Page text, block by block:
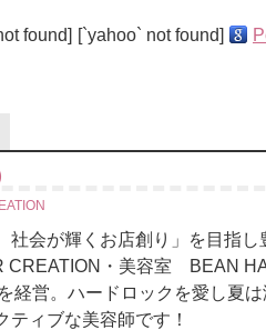
found] [`yahoo` not found]
、社会が輝くお店創り」
・美容室 BEAN
営。ハードロックを愛し夏は
ティブな美容師です！